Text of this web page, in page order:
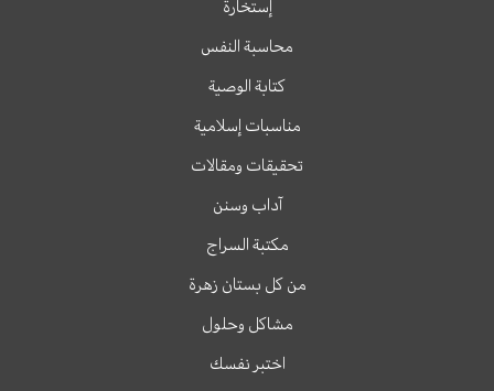
إستخارة
محاسبة النفس
كتابة الوصية
مناسبات إسلامية
تحقيقات ومقالات
آداب وسنن
مكتبة السراج
من كل بستان زهرة
مشاكل وحلول
اختبر نفسك